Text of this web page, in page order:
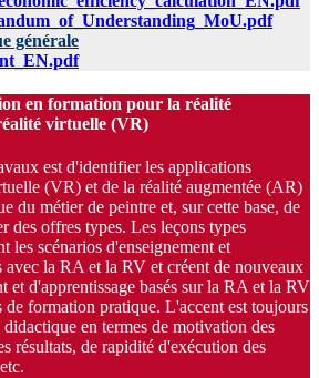
générale
en formation pour la réalité
virtuelle (VR)
est d'identifier les applications
(VR) et de la réalité augmentée (AR)
du métier de peintre et, sur cette base, de
des offres types. Les leçons types
les scénarios d'enseignement et
avec la RA et la RV et créent de nouveaux
et d'apprentissage basés sur la RA et la RV
de formation pratique. L'accent est toujours
en termes de motivation des
résultats, de rapidité d'exécution des